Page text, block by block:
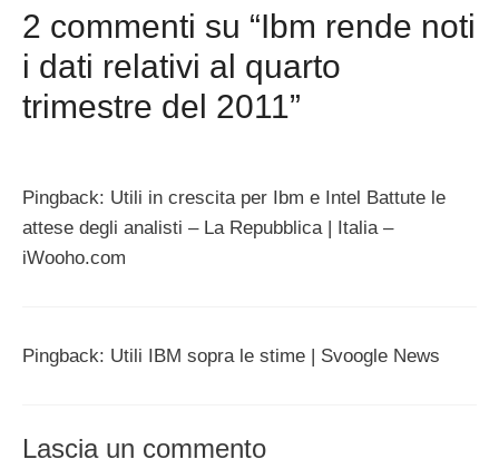
2 commenti su “Ibm rende noti
i dati relativi al quarto
trimestre del 2011”
Pingback: Utili in crescita per Ibm e Intel Battute le
attese degli analisti – La Repubblica | Italia –
iWooho.com
Pingback: Utili IBM sopra le stime | Svoogle News
Lascia un commento